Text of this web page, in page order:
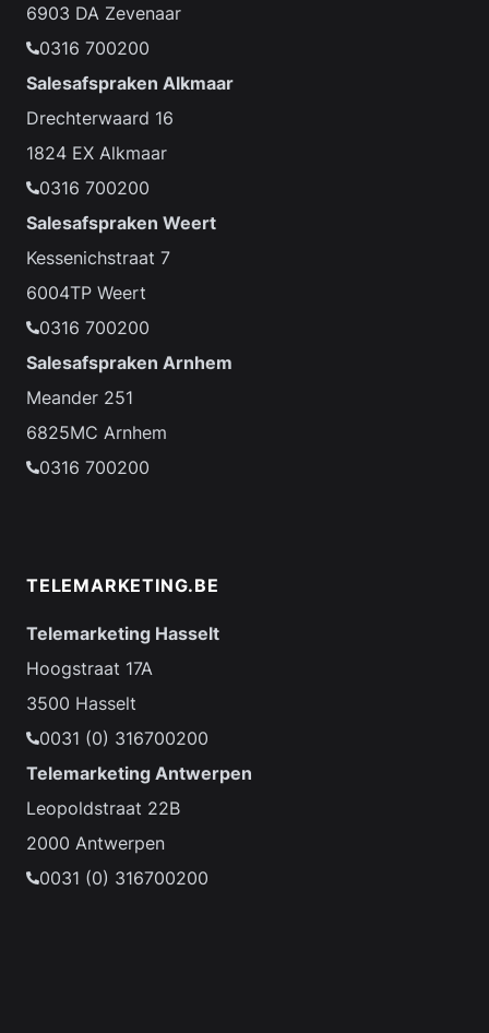
6903 DA Zevenaar
0316 700200
Salesafspraken Alkmaar
Drechterwaard 16
1824 EX Alkmaar
0316 700200
Salesafspraken Weert
Kessenichstraat 7
6004TP Weert
0316 700200
Salesafspraken Arnhem
Meander 251
6825MC Arnhem
0316 700200
TELEMARKETING.BE
Telemarketing Hasselt
Hoogstraat 17A
3500 Hasselt
0031 (0) 316700200
Telemarketing Antwerpen
Leopoldstraat 22B
2000 Antwerpen
0031 (0) 316700200